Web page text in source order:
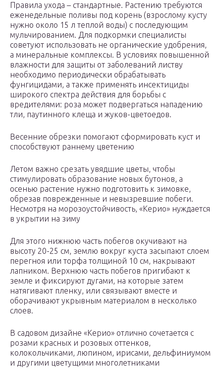
Правила ухода – стандартные. Растению требуются
еженедельные поливы под корень (взрослому кусту
нужно около 15 л теплой воды) с последующим
мульчированием. Для подкормки специалисты
советуют использовать не органические удобрения,
а минеральные комплексы. В условиях повышенной
влажности для защиты от заболеваний листву
необходимо периодически обрабатывать
фунгицидами, а также применять инсектициды
широкого спектра действия для борьбы с
вредителями: роза может подвергаться нападению
тли, паутинного клеща и жуков-цветоедов.
Весенние обрезки помогают сформировать куст и
способствуют раннему цветению
Летом важно срезать увядшие цветы, чтобы
стимулировать образование новых бутонов, а
осенью растение нужно подготовить к зимовке,
обрезав поврежденные и невызревшие побеги.
Несмотря на морозоустойчивость, «Керио» нуждается
в укрытии на зиму
Для этого нижнюю часть побегов окучивают на
высоту 20-25 см, землю вокруг куста засыпают слоем
перегноя или торфа толщиной 10 см, накрывают
лапником. Верхнюю часть побегов пригибают к
земле и фиксируют дугами, на которые затем
натягивают пленку, или связывают вместе и
оборачивают укрывным материалом в несколько
слоев.
В садовом дизайне «Керио» отлично сочетается с
розами красных и розовых оттенков,
колокольчиками, люпином, ирисами, дельфиниумом
и другими цветущими многолетниками